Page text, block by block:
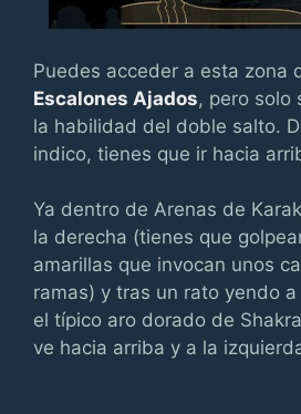
Puedes acceder a esta zona
Escalones Ajados, pero solo
la habilidad del doble salto.
indico, tienes que ir hacia
Ya dentro de Arenas de
la derecha (tienes que
amarillas que invocan unos
ramas) y tras un rato yendo
el típico aro dorado de
ve hacia arriba y a la